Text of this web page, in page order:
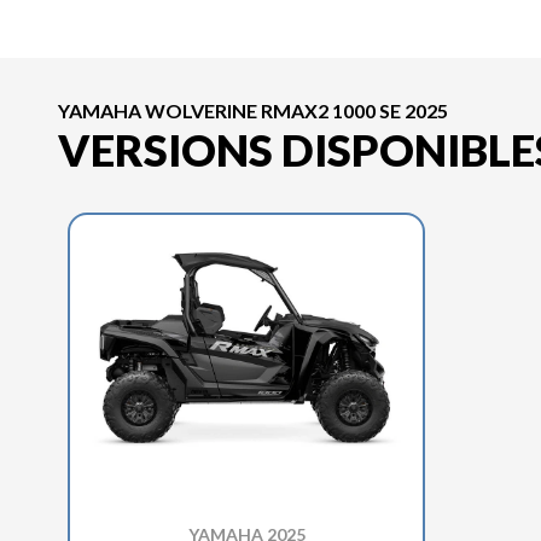
YAMAHA WOLVERINE RMAX2 1000 SE 2025
VERSIONS
YAMAHA 2025